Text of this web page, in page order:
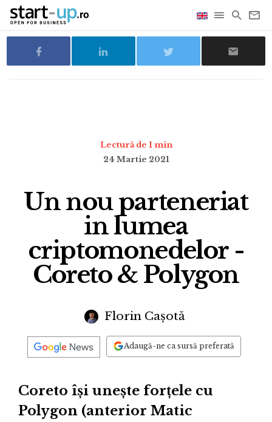
Lectură de 1 min
24 Martie 2021
Un nou parteneriat
in lumea
criptomonedelor -
Coreto & Polygon
Florin Cașotă
Adaugă-ne ca sursă preferată
Coreto își unește forțele cu
Polygon (anterior Matic